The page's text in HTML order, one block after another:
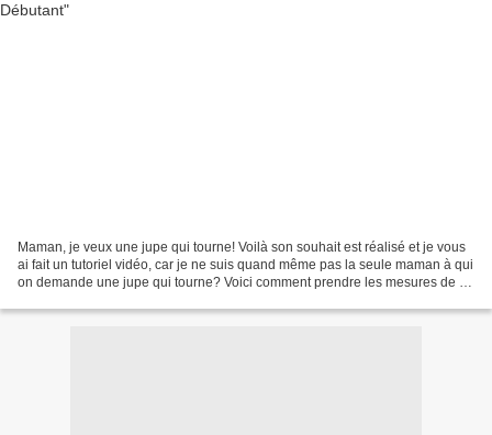
Maman, je veux une jupe qui tourne! Voilà son souhait est réalisé et je vous
ai fait un tutoriel vidéo, car je ne suis quand même pas la seule maman à qui
on demande une jupe qui tourne? Voici comment prendre les mesures de la